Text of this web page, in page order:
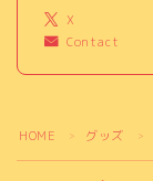
X
Contact
HOME ＞ グッズ ＞